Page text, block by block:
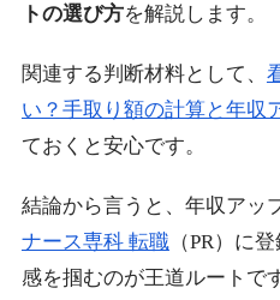
トの選び方を解説します。
関連する判断材料として、
い？手取り額の計算と年収
ておくと安心です。
結論から言うと、年収アッ
ナース専科 転職（PR）に
感を掴むのが王道ルートで